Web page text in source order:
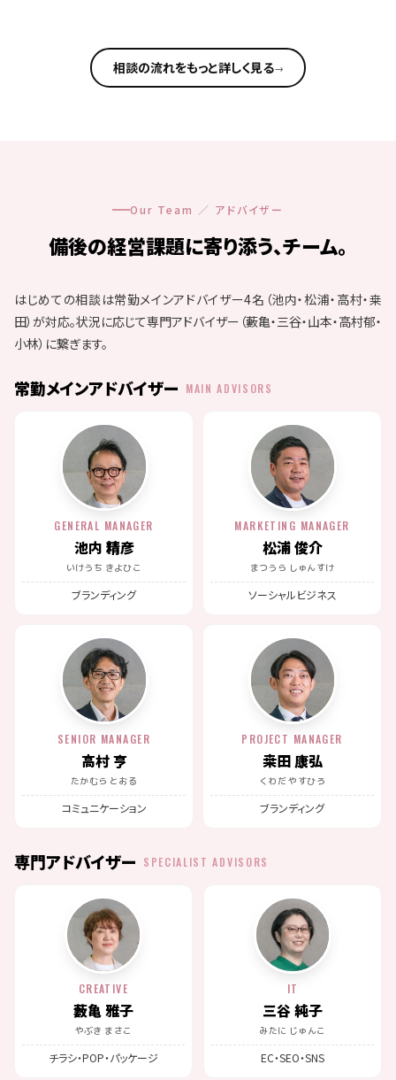
相談の流れをもっと詳しく見る→
Our Team ／ アドバイザー
備後の経営課題に寄り添う、チーム。
はじめての相談は常勤メインアドバイザー4名（池内・松浦・高村・桒
田）が対応。状況に応じて専門アドバイザー（藪亀・三谷・山本・高村郁・
小林）に繋ぎます。
常勤メインアドバイザー MAIN ADVISORS
GENERAL MANAGER
池内 精彦
いけうち きよひこ
ブランディング
MARKETING MANAGER
松浦 俊介
まつうら しゅんすけ
ソーシャルビジネス
SENIOR MANAGER
高村 亨
たかむら とおる
コミュニケーション
PROJECT MANAGER
桒田 康弘
くわだ やすひろ
ブランディング
専門アドバイザー SPECIALIST ADVISORS
CREATIVE
藪亀 雅子
やぶき まさこ
チラシ・POP・パッケージ
IT
三谷 純子
みたに じゅんこ
EC・SEO・SNS